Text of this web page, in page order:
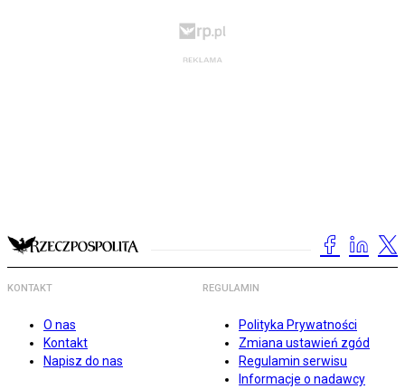
KONTAKT
O nas
Kontakt
Napisz do nas
REGULAMIN
Polityka Prywatności
Zmiana ustawień zgód
Regulamin serwisu
Informacje o nadawcy